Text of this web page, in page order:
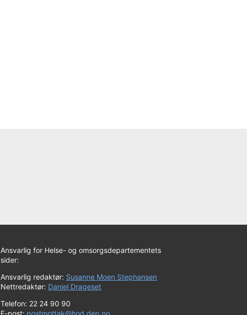
Ansvarlig for Helse- og omsorgsdepartementets
sider:
Ansvarlig redaktør: Susanne Moen Stephansen
Nettredaktør: Daniel Drageset
Telefon: 22 24 90 90
E-post: postmottak@hod.dep.no